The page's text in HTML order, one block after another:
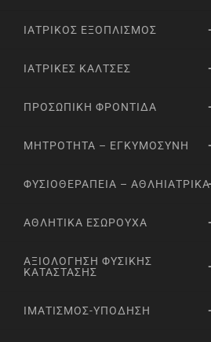
ΙΑΤΡΙΚΌΣ ΕΞΟΠΛΙΣΜΌΣ
ΙΑΤΡΙΚΈΣ ΚΆΛΤΣΕΣ
ΠΡΟΣΩΠΙΚΉ ΦΡΟΝΤΊΔΑ
ΜΗΤΡΌΤΗΤΑ – ΕΓΚΥΜΟΣΎΝΗ
ΦΥΣΙΟΘΕΡΑΠΕΊΑ – ΑΘΛΗΙΑΤΡΙΚΆ
ΑΘΛΗΤΙΚΆ ΕΣΏΡΟΥΧΑ
ΑΞΙΟΛΌΓΗΣΗ ΦΥΣΙΚΉΣ
ΚΑΤΆΣΤΑΣΗΣ
ΙΜΑΤΙΣΜΌΣ-ΥΠΌΔΗΣΗ